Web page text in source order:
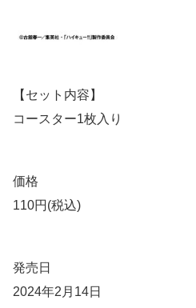
【セット内容】
コースター1枚入り
価格
110円(税込)
発売日
2024年2月14日